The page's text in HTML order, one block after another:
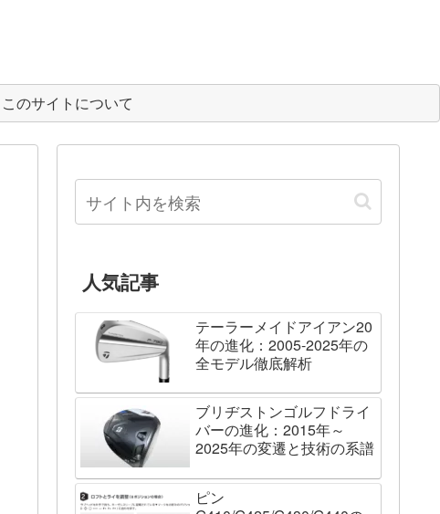
このサイトについて
人気記事
テーラーメイドアイアン20
年の進化：2005-2025年の
全モデル徹底解析
ブリヂストンゴルフドライ
バーの進化：2015年～
2025年の変遷と技術の系譜
ピン